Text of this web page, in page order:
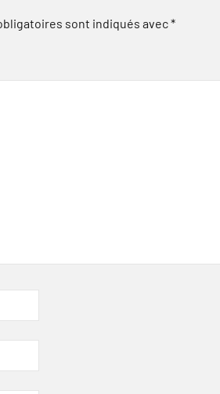
sont indiqués avec*